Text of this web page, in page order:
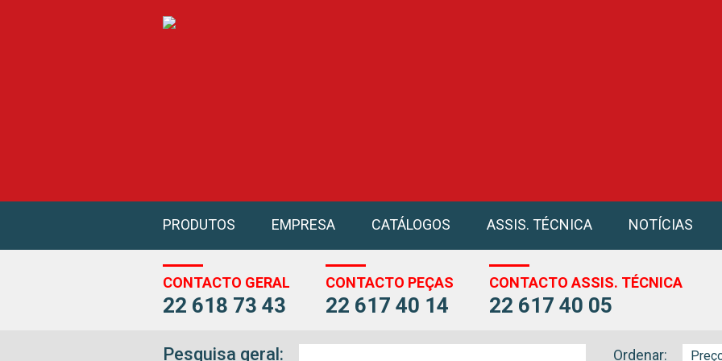
PRODUTOS EMPRESA CATÁLOGOS ASSIS. TÉCNICA NOTÍCIAS
CONTACTO GERAL
22 618 73 43
CONTACTO PEÇAS
22 617 40 14
CONTACTO ASSIS. TÉCNICA
22 617 40 05
Pesquisa geral: Ordenar: